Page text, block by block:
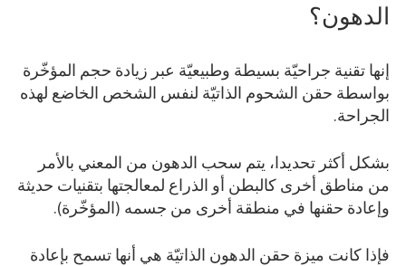
الدهون؟
إنها تقنية جراحيّة بسيطة وطبيعيّة عبر زيادة حجم المؤخّرة
بواسطة حقن الشحوم الذاتيّة لنفس الشخص الخاضع لهذه
الجراحة.
بشكل أكثر تحديدا، يتم سحب الدهون من المعني بالأمر
من مناطق أخرى كالبطن أو الذراع لمعالجتها بتقنيات حديثة
وإعادة حقنها في منطقة أخرى من جسمه (المؤخّرة).
فإذا كانت ميزة حقن الدهون الذاتيّة هي أنها تسمح بإعادة